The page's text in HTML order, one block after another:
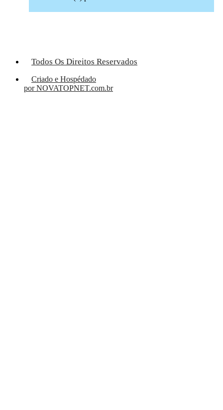
Todos Os Direitos Reservados
Criado e Hospédado
por NOVATOPNET.com.br